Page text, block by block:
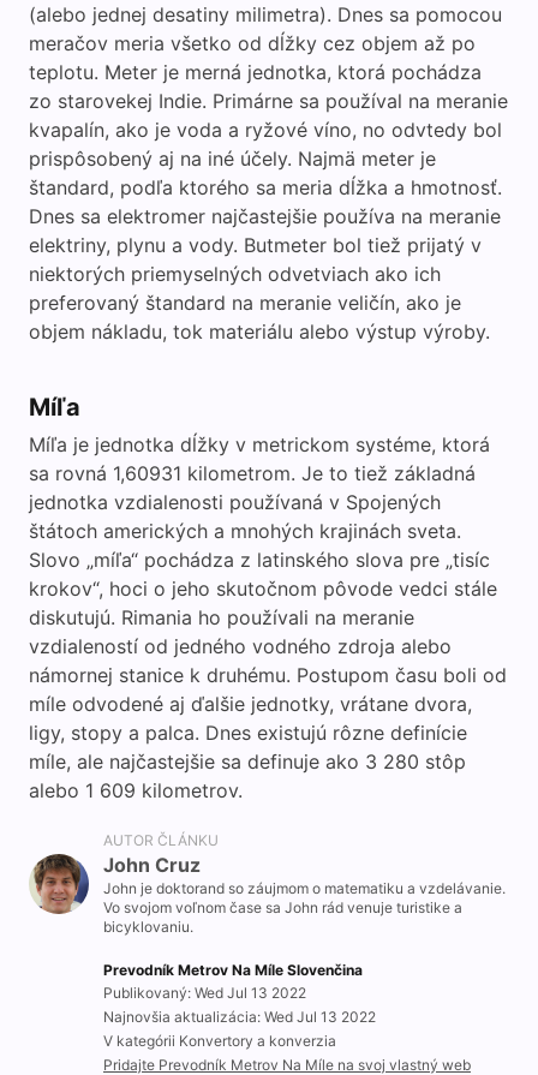
(alebo jednej desatiny milimetra). Dnes sa pomocou
meračov meria všetko od dĺžky cez objem až po
teplotu. Meter je merná jednotka, ktorá pochádza
zo starovekej Indie. Primárne sa používal na meranie
kvapalín, ako je voda a ryžové víno, no odvtedy bol
prispôsobený aj na iné účely. Najmä meter je
štandard, podľa ktorého sa meria dĺžka a hmotnosť.
Dnes sa elektromer najčastejšie používa na meranie
elektriny, plynu a vody. Butmeter bol tiež prijatý v
niektorých priemyselných odvetviach ako ich
preferovaný štandard na meranie veličín, ako je
objem nákladu, tok materiálu alebo výstup výroby.
Míľa
Míľa je jednotka dĺžky v metrickom systéme, ktorá
sa rovná 1,60931 kilometrom. Je to tiež základná
jednotka vzdialenosti používaná v Spojených
štátoch amerických a mnohých krajinách sveta.
Slovo „míľa“ pochádza z latinského slova pre „tisíc
krokov“, hoci o jeho skutočnom pôvode vedci stále
diskutujú. Rimania ho používali na meranie
vzdialeností od jedného vodného zdroja alebo
námornej stanice k druhému. Postupom času boli od
míle odvodené aj ďalšie jednotky, vrátane dvora,
ligy, stopy a palca. Dnes existujú rôzne definície
míle, ale najčastejšie sa definuje ako 3 280 stôp
alebo 1 609 kilometrov.
AUTOR ČLÁNKU
John Cruz
John je doktorand so záujmom o matematiku a vzdelávanie.
Vo svojom voľnom čase sa John rád venuje turistike a
bicyklovaniu.
Prevodník Metrov Na Míle Slovenčina
Publikovaný: Wed Jul 13 2022
Najnovšia aktualizácia: Wed Jul 13 2022
V kategórii Konvertory a konverzia
Pridajte Prevodník Metrov Na Míle na svoj vlastný web